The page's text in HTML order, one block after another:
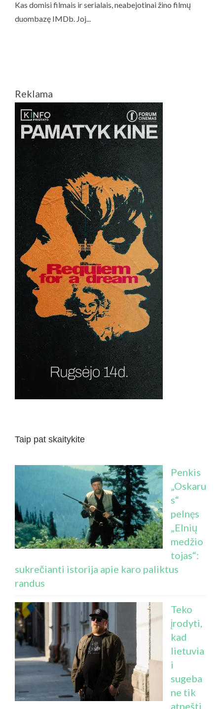
Reklama
Taip pat skaitykite
Penkis
„Oskaru
s“
pelnęs
„Elnių
medžio
tojas“:
sukrečianti istorija apie karo paliktus
randus
Teko
įrodyti,
kad
lietuvia
i
sugeba
ne tik
atnešti